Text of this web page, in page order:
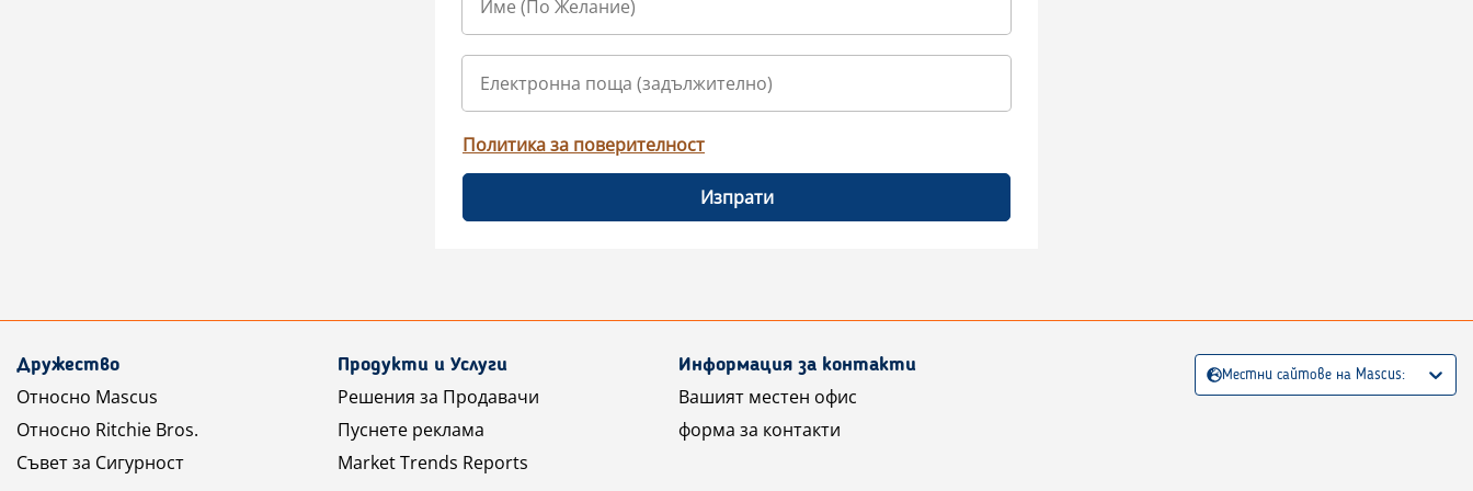
Политика за поверителност
Изпрати
Дружество
Относно Mascus
Относно Ritchie Bros.
Съвет за Сигурност
Продукти и Услуги
Решения за Продавачи
Пуснете реклама
Market Trends Reports
Информация за контакти
Вашият местен офис
форма за контакти
Местни сайтове на Mascus: